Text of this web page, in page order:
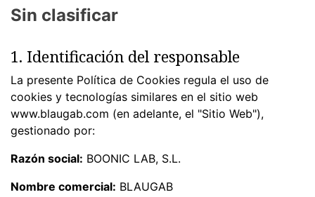
Sin clasificar
1. Identificación del responsable
La presente Política de Cookies regula el uso de
cookies y tecnologías similares en el sitio web
www.blaugab.com (en adelante, el "Sitio Web"),
gestionado por:
Razón social: BOONIC LAB, S.L.
Nombre comercial: BLAUGAB